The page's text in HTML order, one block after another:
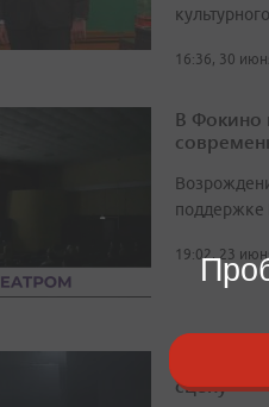
16:36, 30
В Фокино
поддержке
19:02, 23
сцену